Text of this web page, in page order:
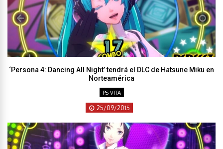
‘Persona 4: Dancing All Night’ tendrá el DLC de Hatsune Miku en
Norteamérica
PS VITA
25/09/2015